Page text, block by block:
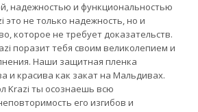
надежностью и функциональностью
это не только надежность, но и
которое не требует доказательств.
поразит тебя своим великолепием и
Наши защитная пленка
и красива как закат на Мальдивах.
Krazi ты осознаешь всю
его изгибов и